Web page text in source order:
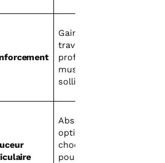
Gainage actif,
travail
profond des
muscles
sollicités
Absorption
optimale des
chocs, idéal
pour les